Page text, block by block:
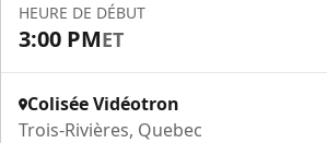
HEURE DE DÉBUT
3:00 PMET
Colisée Vidéotron
Trois-Rivières, Quebec